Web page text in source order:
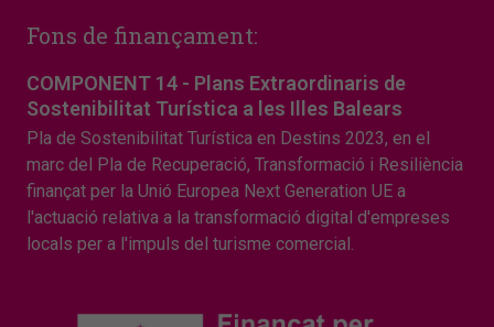
Fons de finançament:
COMPONENT 14 - Plans Extraordinaris de
Sostenibilitat Turística a les Illes Balears
Pla de Sostenibilitat Turística en Destins 2023, en el
marc del Pla de Recuperació, Transformació i Resiliència
finançat per la Unió Europea Next Generation UE a
l'actuació relativa a la transformació digital d'empreses
locals per a l'impuls del turisme comercial.